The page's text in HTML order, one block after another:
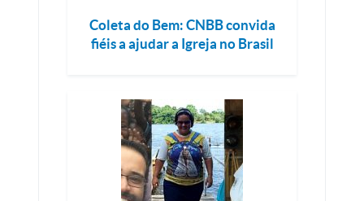
Coleta do Bem: CNBB convida
fiéis a ajudar a Igreja no Brasil